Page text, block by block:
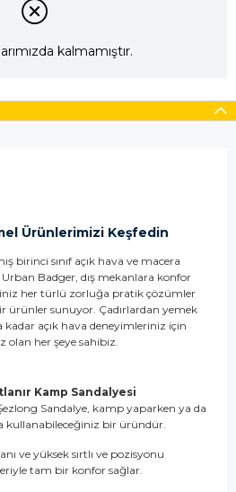
kalmamıştır.
Ürünlerimizi Keşfedin
birinci sınıf açık hava ve macera
Urban Badger, dış mekanlara konfor
her türlü zorluğa pratik çözümler
ürünler sunuyor. Çadırlardan yemek
açık hava deneyimleriniz için
olan her şeye sahibiz.
Kamp Sandalyesi
Sandalye, kamp yaparken ya da
kullanabileceğiniz bir üründür.
ve yüksek sırtlı ve pozisyonu
tam bir konfor sağlar.